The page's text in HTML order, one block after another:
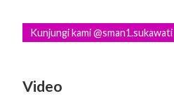
Kunjungi kami @sman1.sukawati
Video